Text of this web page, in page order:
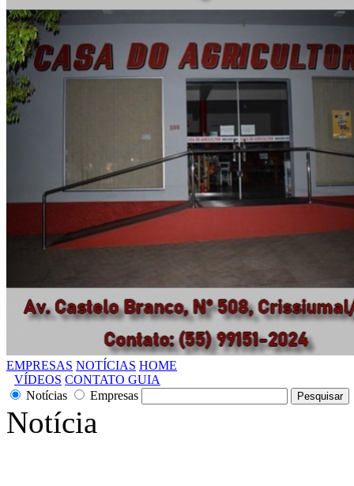
EMPRESAS NOTÍCIAS HOME
VÍDEOS CONTATO GUIA
Notícias
Empresas
Notícia